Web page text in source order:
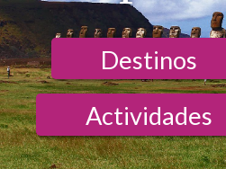
Destinos
Actividades